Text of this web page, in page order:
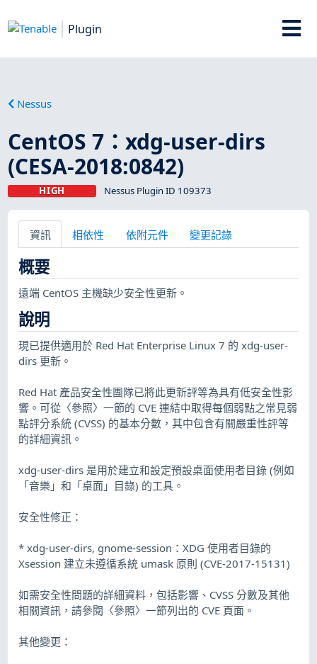
Plugin
Nessus
CentOS 7：xdg-user-dirs
(CESA-2018:0842)
HIGH Nessus Plugin ID 109373
資訊 相依性 依附元件 變更記錄
概要
遠端 CentOS 主機缺少安全性更新。
說明
現已提供適用於 Red Hat Enterprise Linux 7 的 xdg-user-
dirs 更新。
Red Hat 產品安全性團隊已將此更新評等為具有低安全性影
響。可從〈參照〉一節的 CVE 連結中取得每個弱點之常見弱
點評分系統 (CVSS) 的基本分數，其中包含有關嚴重性評等
的詳細資訊。
xdg-user-dirs 是用於建立和設定預設桌面使用者目錄 (例如
「音樂」和「桌面」目錄) 的工具。
安全性修正：
* xdg-user-dirs, gnome-session：XDG 使用者目錄的
Xsession 建立未遵循系統 umask 原則 (CVE-2017-15131)
如需安全性問題的詳細資料，包括影響、CVSS 分數及其他
相關資訊，請參閱〈參照〉一節列出的 CVE 頁面。
其他變更：